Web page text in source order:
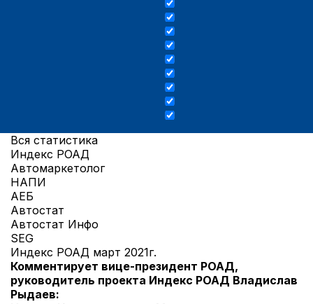
Вся статистика
Индекс РОАД
Автомаркетолог
НАПИ
АЕБ
Автостат
Автостат Инфо
SEG
Индекс РОАД март 2021г.
Комментирует вице-президент РОАД,
руководитель проекта Индекс РОАД Владислав
Рыдаев: